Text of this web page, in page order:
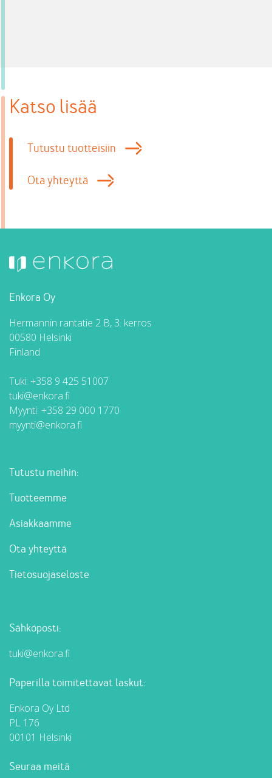
Katso lisää
Tutustu tuotteisiin
Ota yhteyttä
Enkora Oy
Hermannin rantatie 2 B, 3. kerros
00580 Helsinki
Finland
Tuki: +358 9 425 51007
tuki@enkora.fi
Myynti: +358 29 000 1770
myynti@enkora.fi
Tutustu meihin:
Tuotteemme
Asiakkaamme
Ota yhteyttä
Tietosuojaseloste
Sähköposti:
tuki@enkora.fi
Paperilla toimitettavat laskut:
Enkora Oy Ltd
PL 176
00101 Helsinki
Seuraa meitä